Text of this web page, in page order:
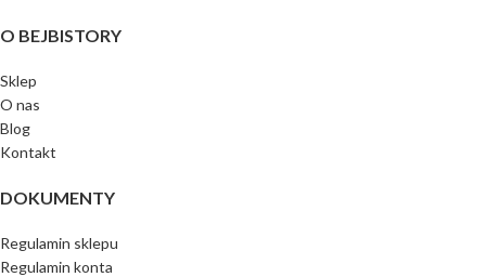
O BEJBISTORY
Sklep
O nas
Blog
Kontakt
DOKUMENTY
Regulamin sklepu
Regulamin konta